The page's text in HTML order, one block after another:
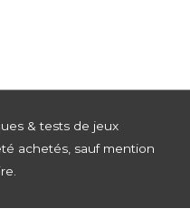
& tests de jeux
achetés, sauf mention